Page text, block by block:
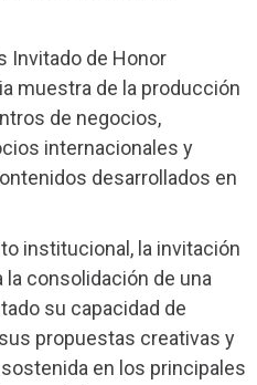
Invitado de Honor
muestra de la producción
de negocios,
internacionales y
desarrollados en
institucional, la invitación
consolidación de una
su capacidad de
propuestas creativas y
en los principales